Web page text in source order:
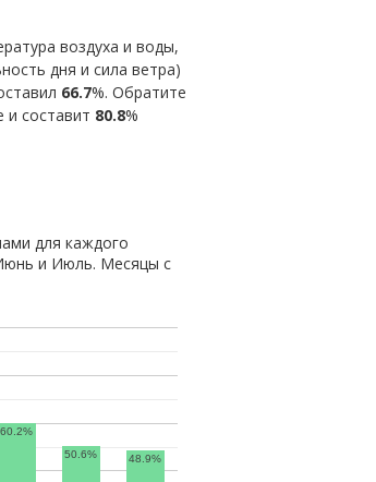
воздуха и воды,
дня и сила ветра)
66.7%. Обратите
составит 80.8%
для каждого
и Июль. Месяцы с
60.2%
50.6%
48.9%